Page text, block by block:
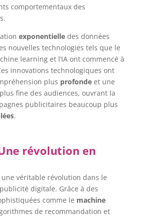
comportementaux des
exponentielledes données
nouvelles technologies tels que le
learning et l’IA ont commencé à
innovations technologiques ont
plus profondeet une
fine des audiences, ouvrant la
publicitaires beaucoup plus
.
Une révolution en
une véritable révolution dans le
digitale. Grâce à des
comme le machine
de recommandation et